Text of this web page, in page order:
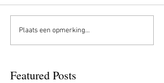
Plaats een opmerking...
Featured Posts